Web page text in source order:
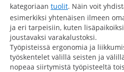
kategoriaan tuolit. Näin voit
esimerkiksi yhtenäisen ilmeen
ja eri tarpeisiin, kuten
joustavaksi varakalustoksi.
Työpisteissä ergonomia ja
työskentelet välillä seisten ja
nopeaa siirtymistä työpisteeltä